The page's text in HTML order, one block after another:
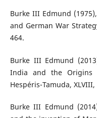
Burke III Edmund
and German War
464.
Burke III Edmund
India and the Origins
Hespéris-Tamuda,
Burke III Edmund